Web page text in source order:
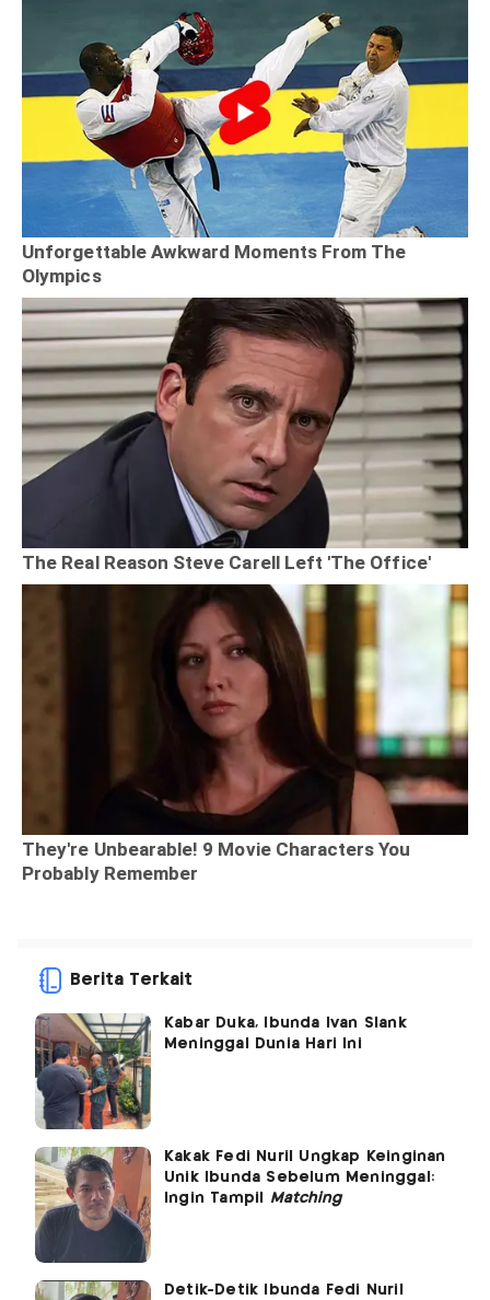
Berita Terkait
Kabar Duka, Ibunda Ivan Slank
Meninggal Dunia Hari Ini
Kakak Fedi Nuril Ungkap Keinginan
Unik Ibunda Sebelum Meninggal:
Ingin Tampil Matching
Detik-Detik Ibunda Fedi Nuril